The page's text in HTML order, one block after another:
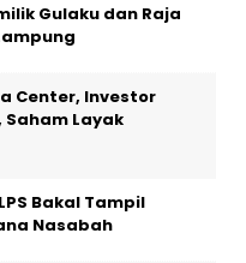
Gulaku dan Raja
Center, Investor
Saham Layak
Bakal Tampil
Nasabah